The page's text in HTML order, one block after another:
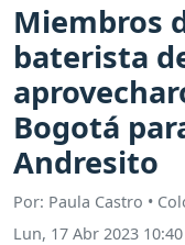
Miembros
baterista
Bogotá
Andresito
Por: Paula Castro •
Lun, 17 Abr 2023